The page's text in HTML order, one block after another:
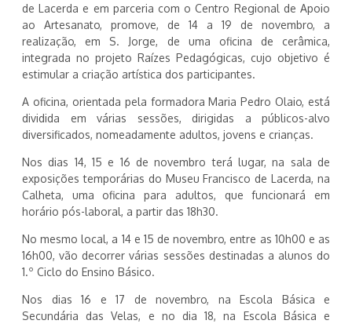
de Lacerda e em parceria com o Centro Regional de Apoio
ao Artesanato, promove, de 14 a 19 de novembro, a
realização, em S. Jorge, de uma oficina de cerâmica,
integrada no projeto Raízes Pedagógicas, cujo objetivo é
estimular a criação artística dos participantes.
A oficina, orientada pela formadora Maria Pedro Olaio, está
dividida em várias sessões, dirigidas a públicos-alvo
diversificados, nomeadamente adultos, jovens e crianças.
Nos dias 14, 15 e 16 de novembro terá lugar, na sala de
exposições temporárias do Museu Francisco de Lacerda, na
Calheta, uma oficina para adultos, que funcionará em
horário pós-laboral, a partir das 18h30.
No mesmo local, a 14 e 15 de novembro, entre as 10h00 e as
16h00, vão decorrer várias sessões destinadas a alunos do
1.º Ciclo do Ensino Básico.
Nos dias 16 e 17 de novembro, na Escola Básica e
Secundária das Velas, e no dia 18, na Escola Básica e